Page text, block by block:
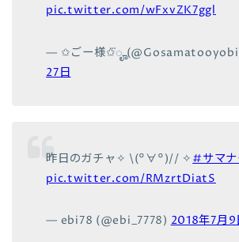
pic.twitter.com/wFxvZK7ggl
— ✩ごー様✩⃛ೄ
27日
昨日のガチャ✧ \(°∀°)// ✧ #サマナ
pic.twitter.com/RMzrtDiatS
— ebi78 (@ebi_7778)2018年7月9